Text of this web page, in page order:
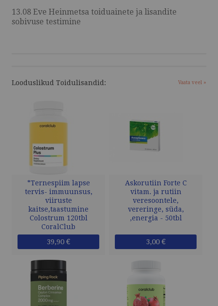
13.08 Eve Heinmetsa toiduainete ja lisandite
sobivuse testimine
Looduslikud Toidulisandid: Vaata veel »
*Ternespiim lapse
tervis- immuunsus,
viiruste
kaitse,taastumine
Colostrum 120tbl
CoralClub
39,90 €
Askorutiin Forte C
vitam. ja rutiin
veresoontele,
vereringe, süda,
,energia - 50tbl
3,00 €